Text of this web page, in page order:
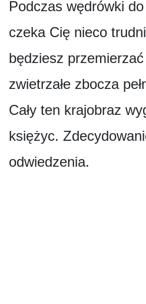
Podczas wędrówki
czeka Cię nieco
będziesz
zwietrzałe zbocza
Cały ten krajobraz
księżyc.
odwiedzenia.